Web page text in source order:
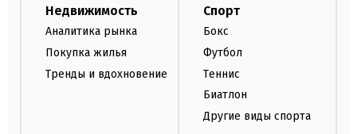
Недвижимость
Аналитика рынка
Покупка жилья
Тренды и вдохновение
Спорт
Бокс
Футбол
Теннис
Биатлон
Другие виды спорта